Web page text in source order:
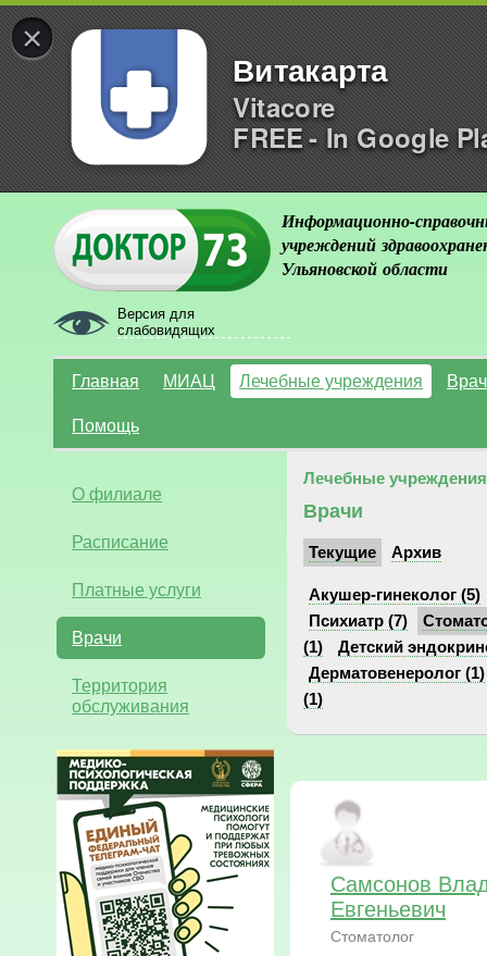
×
Витакарта
Vitacore
FREE - In Google
Версия для
слабовидящих
Информационно-
учреждений
Ульяновской области
Главная МИАЦ Лечебные учреждения
Помощь
О филиале
Расписание
Платные услуги
Врачи
Территория
обслуживания
Лечебные учреждения
Врачи
Текущие Архив
Акушер-гинеколог (5)
Психиатр (7)
(1)
Детский
Дерматовенеролог (1)
(1)
Самсонов
Евгеньевич
Стоматолог